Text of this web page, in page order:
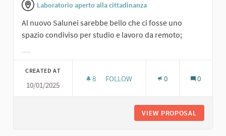
Laboratorio aperto alla cittadinanza
Al nuovo Salunei sarebbe bello che ci fosse uno
spazio condiviso per studio e lavoro da remoto;
CREATED AT
10/01/2025
8 8 FOLLOWERS
FOLLOW 0 0
VIEW PROPOSAL